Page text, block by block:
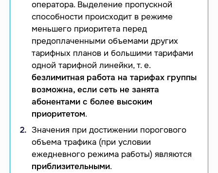
оператора. Выделение пропускной
способности происходит в режиме
меньшего приоритета перед
предоплаченными объемами других
тарифных планов и большими тарифами
одной тарифной линейки, т. е.
безлимитная работа на тарифах группы
возможна, если сеть не занята
абонентами с более высоким
приоритетом.
Значения при достижении порогового
объема трафика (при условии
ежедневного режима работы) являются
приблизительными.